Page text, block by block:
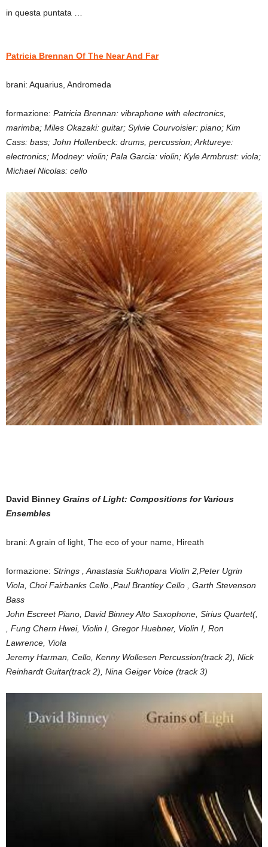
in questa puntata …
Patricia Brennan Of The Near And Far
brani: Aquarius, Andromeda
formazione: Patricia Brennan: vibraphone with electronics,
marimba; Miles Okazaki: guitar; Sylvie Courvoisier: piano; Kim
Cass: bass; John Hollenbeck: drums, percussion; Arktureye:
electronics; Modney: violin; Pala Garcia: violin; Kyle Armbrust: viola;
Michael Nicolas: cello
David Binney Grains of Light: Compositions for Various
Ensembles
brani: A grain of light, The eco of your name, Hireath
formazione: Strings , Anastasia Sukhopara Violin 2,Peter Ugrin
Viola, Choi Fairbanks Cello.,Paul Brantley Cello , Garth Stevenson
Bass
John Escreet Piano, David Binney Alto Saxophone, Sirius Quartet(,
, Fung Chern Hwei, Violin I, Gregor Huebner, Violin I, Ron
Lawrence, Viola
Jeremy Harman, Cello, Kenny Wollesen Percussion(track 2), Nick
Reinhardt Guitar(track 2), Nina Geiger Voice (track 3)